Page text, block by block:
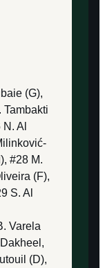
(G),
Tambakti
Al
#28 M.
(F),
S. Al
Varela
(D),